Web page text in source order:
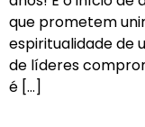
que prometem
espiritualidade de
de líderes
é […]